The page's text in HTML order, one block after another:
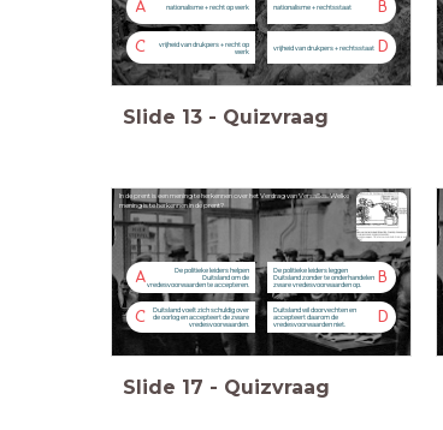
A nationalisme + recht op werk B
nationalisme + rechtsstaat
C
vrijheid van drukpers + recht op
werk
D
vrijheid van drukpers + rechtsstaat
Slide 13 - Quizvraag
In de prent is een mening te herkennen over het Verdrag van Versailles. Welke
mening is te herkennen in de prent?
A
De politieke leiders helpen
Duitsland om de
vredesvoorwaarden te accepteren.
B
De politieke leiders leggen
Duitsland zonder te onderhandelen
zware vredesvoorwaarden op.
C
Duitsland voelt zich schuldig over
de oorlog en accepteert de zware
vredesvoorwaarden.
D
Duitsland wil doorvechten en
accepteert daarom de
vredesvoorwaarden niet.
Slide 17 - Quizvraag